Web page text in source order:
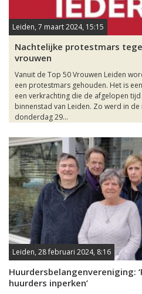
Leiden, 7 maart 2024, 15:15
Nachtelijke protestmars
vrouwen
Vanuit de Top 50 Vrouwen Leiden
een protestmars gehouden. Het is
een verkrachting die de afgelopen
binnenstad van Leiden. Zo werd in
donderdag 29...
Leiden, 28 februari 2024, 8:16
Huurdersbelangenvereniging:
huurders inperken’